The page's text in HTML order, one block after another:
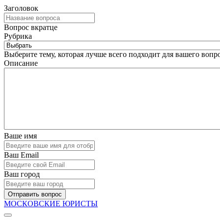
Заголовок
Вопрос вкратце
Рубрика
Выберите тему, которая лучше всего подходит для вашего
Описание
Ваше имя
Ваш Email
Ваш город
Отправить вопрос
МОСКОВСКИЕ ЮРИСТЫ